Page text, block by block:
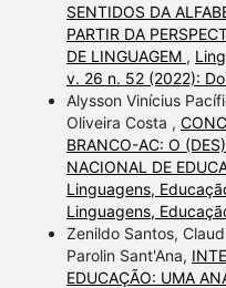
SENTIDOS DA
PARTIR DA
DE LINGUAGEM ,
v. 26 n. 52 (2022):
Alysson Vinícius
Oliveira Costa ,
BRANCO-AC: O
NACIONAL DE
Linguagens,
Linguagens,
Zenildo Santos,
Parolin Sant'Ana,
EDUCAÇÃO: UMA